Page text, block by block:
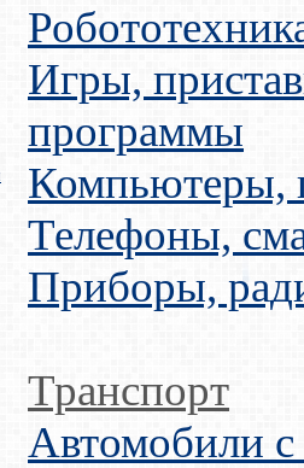
Игры,
программы
Компьютеры,
Телефоны,
Приборы,
Транспорт
Автомобили с